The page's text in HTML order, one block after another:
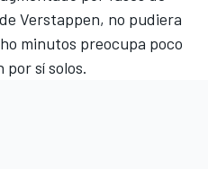
Verstappen, no pudiera
minutos preocupa poco
por sí solos.